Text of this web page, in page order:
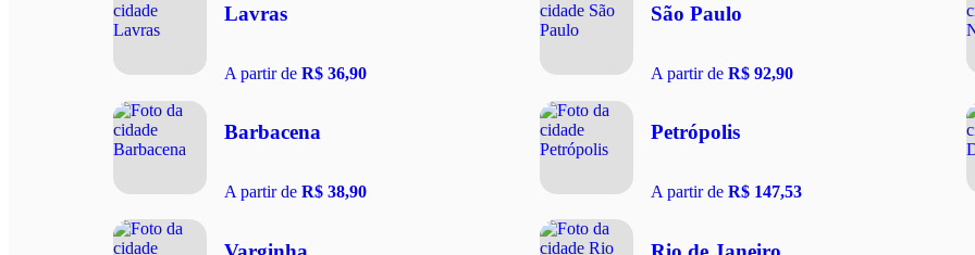
Lavras
A partir de R$ 36,90
Barbacena
A partir de R$ 38,90
São Paulo
A partir de R$ 92,90
Petrópolis
A partir de R$ 147,53